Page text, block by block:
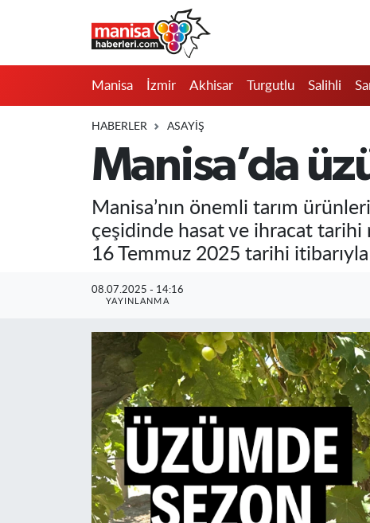
Manisa İzmir Akhisar Turgutlu Salihli
HABERLER ASAYIŞ
Manisa’da
Manisa’nın önemli tarım
çeşidinde hasat ve ihracat tarihi
16 Temmuz 2025 tarihi itibarıyla
08.07.2025 - 14:16
YAYINLANMA
Saruhanlı
Resmi İlanlar
Manisa Nöbetçi Eczaneler
Manisa Trafik Yoğunluk Haritası
Süper Lig Puan Durumu ve Fikstür
Tüm Manşetler
Son Dakika Haberleri
Haber Arşivi